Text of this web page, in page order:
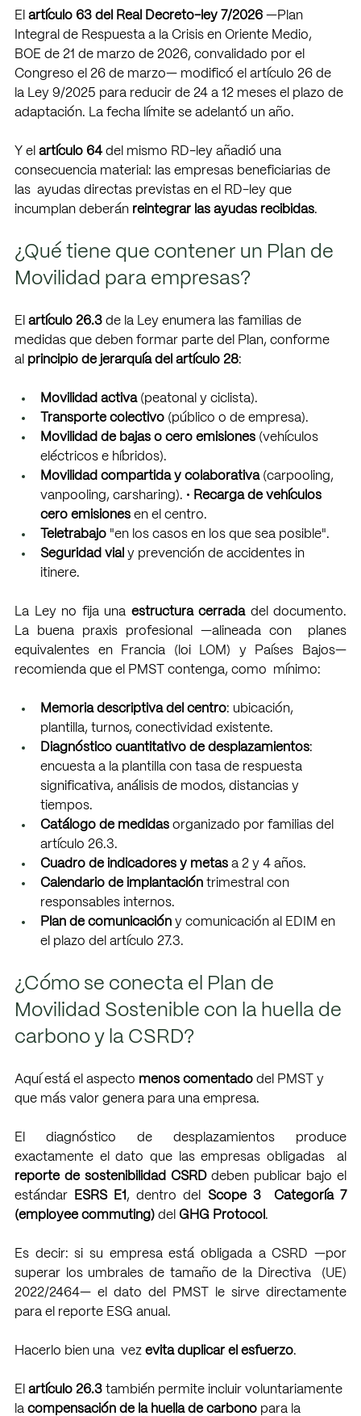
El artículo 63 del Real Decreto-ley 7/2026 —Plan
Integral de Respuesta a la Crisis en Oriente Medio,
BOE de 21 de marzo de 2026, convalidado por el
Congreso el 26 de marzo— modificó el artículo 26 de
la Ley 9/2025 para reducir de 24 a 12 meses el plazo de
adaptación. La fecha límite se adelantó un año.
Y el artículo 64 del mismo RD-ley añadió una
consecuencia material: las empresas beneficiarias de
las  ayudas directas previstas en el RD-ley que
incumplan deberán reintegrar las ayudas recibidas.
¿Qué tiene que contener un Plan de
Movilidad para empresas?
El artículo 26.3 de la Ley enumera las familias de
medidas que deben formar parte del Plan, conforme
al principio de jerarquía del artículo 28:
Movilidad activa (peatonal y ciclista).
Transporte colectivo (público o de empresa).
Movilidad de bajas o cero emisiones (vehículos
eléctricos e híbridos).
Movilidad compartida y colaborativa (carpooling,
vanpooling, carsharing). • Recarga de vehículos
cero emisiones en el centro.
Teletrabajo "en los casos en los que sea posible".
Seguridad vial y prevención de accidentes in
itinere.
La Ley no fija una estructura cerrada del documento.
La buena praxis profesional —alineada con  planes
equivalentes en Francia (loi LOM) y Países Bajos—
recomienda que el PMST contenga, como  mínimo:
Memoria descriptiva del centro: ubicación,
plantilla, turnos, conectividad existente.
Diagnóstico cuantitativo de desplazamientos:
encuesta a la plantilla con tasa de respuesta
significativa, análisis de modos, distancias y
tiempos.
Catálogo de medidas organizado por familias del
artículo 26.3.
Cuadro de indicadores y metas a 2 y 4 años.
Calendario de implantación trimestral con
responsables internos.
Plan de comunicación y comunicación al EDIM en
el plazo del artículo 27.3.
¿Cómo se conecta el Plan de
Movilidad Sostenible con la huella de
carbono y la CSRD?
Aquí está el aspecto menos comentado del PMST y
que más valor genera para una empresa.
El diagnóstico de desplazamientos produce
reporte de sostenibilidad CSRD deben publicar bajo el
estándar
ESRS E1 , dentro del Scope 3  Categoría 7
(employee commuting) del GHG Protocol .
Es decir: si su empresa está obligada a CSRD —por
superar los umbrales de tamaño de la Directiva  (UE)
2022/2464— el dato del PMST le sirve directamente
para el reporte ESG anual.
Hacerlo bien una  vez evita duplicar el esfuerzo.
El artículo 26.3 también permite incluir voluntariamente
la compensación de la huella de carbono para la